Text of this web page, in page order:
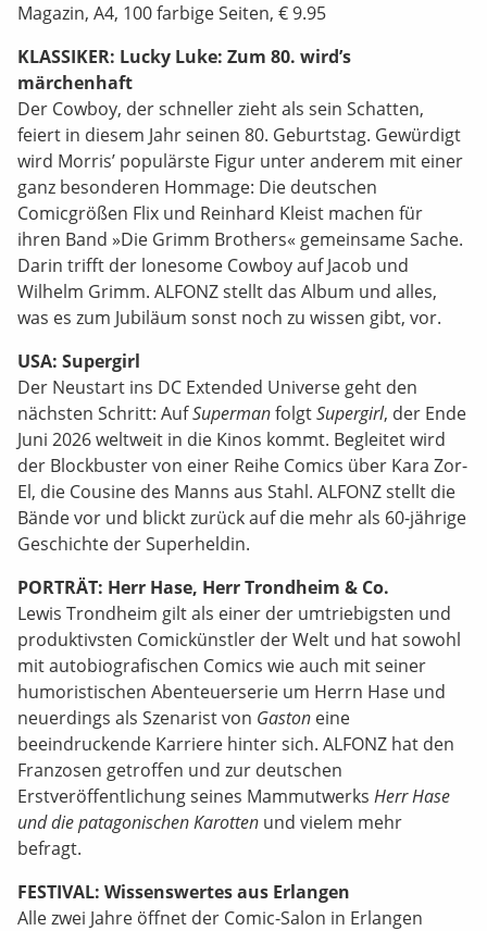
Magazin, A4, 100 farbige Seiten, € 9.95
KLASSIKER: Lucky Luke: Zum 80. wird’s
märchenhaft
Der Cowboy, der schneller zieht als sein Schatten,
feiert in diesem Jahr seinen 80. Geburtstag. Gewürdigt
wird Morris’ populärste Figur unter anderem mit einer
ganz besonderen Hommage: Die deutschen
Comicgrößen Flix und Reinhard Kleist machen für
ihren Band »Die Grimm Brothers« gemeinsame Sache.
Darin trifft der lonesome Cowboy auf Jacob und
Wilhelm Grimm. ALFONZ stellt das Album und alles,
was es zum Jubiläum sonst noch zu wissen gibt, vor.
USA: Supergirl
Der Neustart ins DC Extended Universe geht den
nächsten Schritt: AufSupermanfolgtSupergirl, der Ende
Juni 2026 weltweit in die Kinos kommt. Begleitet wird
der Blockbuster von einer Reihe Comics über Kara Zor-
El, die Cousine des Manns aus Stahl. ALFONZ stellt die
Bände vor und blickt zurück auf die mehr als 60-jährige
Geschichte der Superheldin.
PORTRÄT: Herr Hase, Herr Trondheim & Co.
Lewis Trondheim gilt als einer der umtriebigsten und
produktivsten Comickünstler der Welt und hat sowohl
mit autobiografischen Comics wie auch mit seiner
humoristischen Abenteuerserie um Herrn Hase und
neuerdings als Szenarist von Gaston eine
beeindruckende Karriere hinter sich. ALFONZ hat den
Franzosen getroffen und zur deutschen
Erstveröffentlichung seines Mammutwerks Herr Hase
und die patagonischen Karotten und vielem mehr
befragt.
FESTIVAL: Wissenswertes aus Erlangen
Alle zwei Jahre öffnet der Comic-Salon in Erlangen